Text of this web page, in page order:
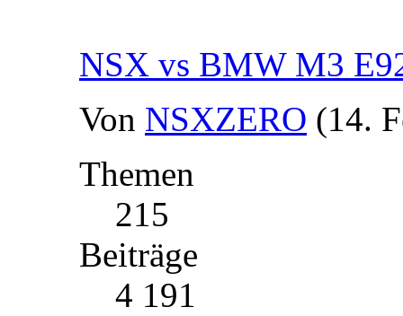
NSX vs BMW M3
Von NSXZERO (14.
Themen
215
Beiträge
4 191